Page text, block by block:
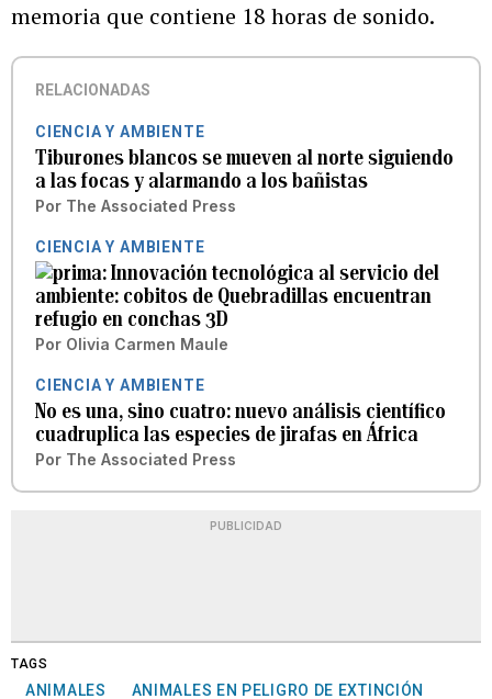
memoria que contiene 18 horas de sonido.
RELACIONADAS
CIENCIA Y AMBIENTE
Tiburones blancos se mueven al norte siguiendo
a las focas y alarmando a los bañistas
Por The Associated Press
CIENCIA Y AMBIENTE
Innovación tecnológica al servicio del
ambiente: cobitos de Quebradillas encuentran
refugio en conchas 3D
Por Olivia Carmen Maule
CIENCIA Y AMBIENTE
No es una, sino cuatro: nuevo análisis científico
cuadruplica las especies de jirafas en África
Por The Associated Press
PUBLICIDAD
TAGS
ANIMALES
ANIMALES EN PELIGRO DE EXTINCIÓN